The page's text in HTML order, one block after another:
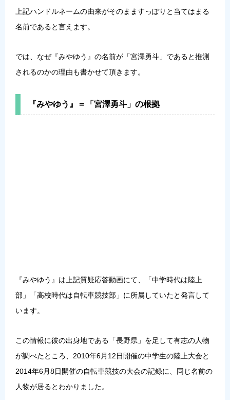
上記ハンドルネームの由来がそのまますっぽりと当てはまる
名前であると言えます。
では、なぜ『みやゆう』の名前が「宮澤勇斗」であると推測
されるのかの理由も書かせて頂きます。
『みやゆう』＝「宮澤勇斗」の根拠
『みやゆう』は上記質疑応答動画にて、「中学時代は陸上
部」「高校時代は自転車競技部」に所属していたと発言して
います。
この情報に彼の出身地である「長野県」を足して有志の人物
が調べたところ、2010年6月12日開催の中学生の陸上大会と
2014年6月8日開催の自転車競技の大会の記録に、同じ名前の
人物が居るとわかりました。